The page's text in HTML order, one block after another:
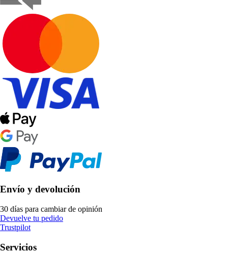
Envío y devolución
30 días para cambiar de opinión
Devuelve tu pedido
Trustpilot
Servicios